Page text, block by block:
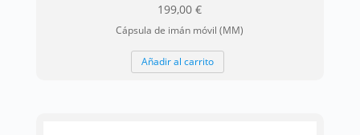
199,00€
Cápsula de imán móvil (MM)
Añadir al carrito